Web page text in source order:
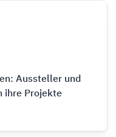
Aussteller und
ihre Projekte